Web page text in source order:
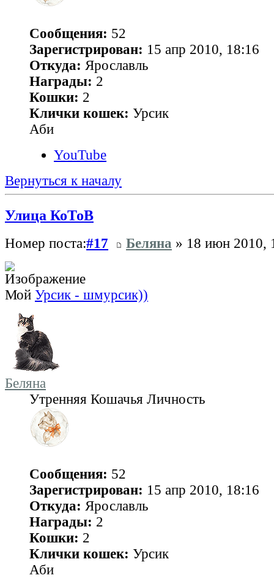
Сообщения: 52
Зарегистрирован: 15 апр 2010, 18:16
Откуда: Ярославль
Награды: 2
Кошки: 2
Клички кошек: Урсик
Аби
YouTube
Вернуться к началу
Улица КоТоВ
Номер поста:#17 Беляна » 18 июн 2010,
Мой Урсик - шмурсик))
Беляна
Утренняя Кошачья Личность
Сообщения: 52
Зарегистрирован: 15 апр 2010, 18:16
Откуда: Ярославль
Награды: 2
Кошки: 2
Клички кошек: Урсик
Аби